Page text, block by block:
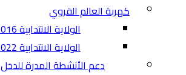
كهربة العالم القروي
الولاية الانتدابية 2016-2021
الولاية الانتدابية 2022-2027
دعم الأنشطة المدرة للدخل